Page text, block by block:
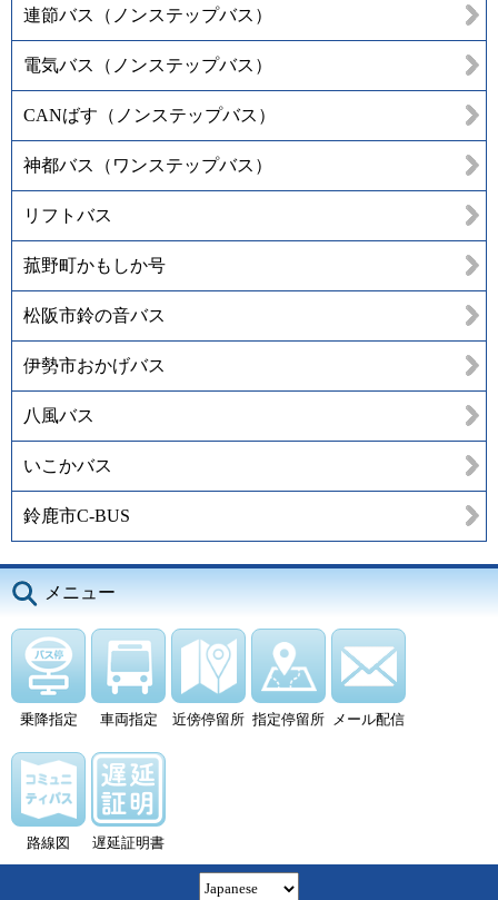
連節バス（ノンステップバス）
電気バス（ノンステップバス）
CANばす（ノンステップバス）
神都バス（ワンステップバス）
リフトバス
菰野町かもしか号
松阪市鈴の音バス
伊勢市おかげバス
八風バス
いこかバス
鈴鹿市C-BUS
メニュー
乗降指定 車両指定 近傍停留所 指定停留所 メール配信
路線図 遅延証明書